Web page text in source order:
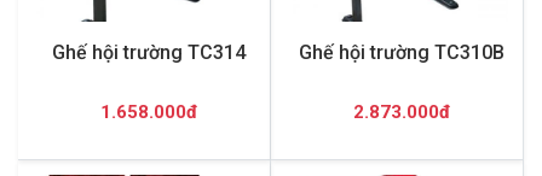
Ghế hội trường TC314
1.658.000đ
Ghế hội trường TC310B
2.873.000đ